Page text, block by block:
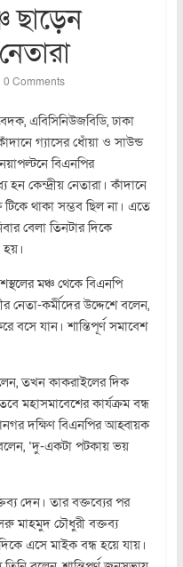
ছাড়েন
0 Comments
এবিসিনিউজবিডি, ঢাকা
গ্যাসের ধোঁয়া ও সাউন্ড
বিএনপির
হন কেন্দ্রীয় নেতারা। কাঁদানে
টিকে থাকা সম্ভব ছিল না। এতে
বেলা তিনটার দিকে
হয়।
মঞ্চ থেকে বিএনপি
কর্মীদের উদ্দেশে বলেন,
বসে যান। শান্তিপূর্ণ সমাবেশ
তখন কাকরাইলের দিক
মহাসমাবেশের কার্যক্রম বন্ধ
দক্ষিণ বিএনপির আহ্বায়ক
‘দু-একটা পটকায় ভয়
দেন। তার বক্তব্যের পর
মাহমুদ চৌধুরী বক্তব্য
এসে মাইক বন্ধ হয়ে যায়।